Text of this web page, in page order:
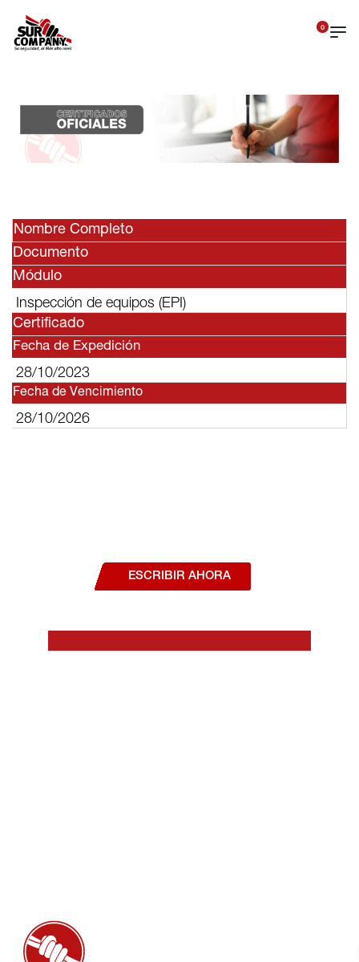
0
Nombre Completo
Documento
Módulo
Inspección de equipos (EPI)
Certificado
Fecha de Expedición
28/10/2023
Fecha de Vencimiento
28/10/2026
ESCRIBIR AHORA